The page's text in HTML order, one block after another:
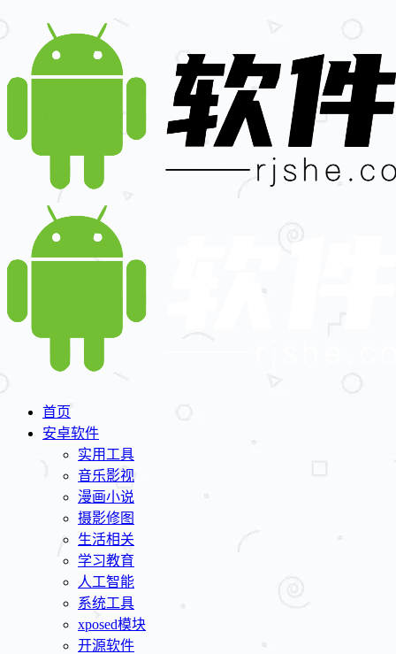
首页
安卓软件
实用工具
音乐影视
漫画小说
摄影修图
生活相关
学习教育
人工智能
系统工具
xposed模块
开源软件